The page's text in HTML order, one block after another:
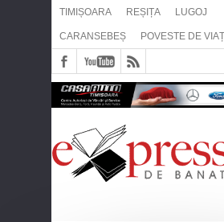
TIMIȘOARA REȘIȚA LUGOJ
CARANSEBEȘ POVESTE DE